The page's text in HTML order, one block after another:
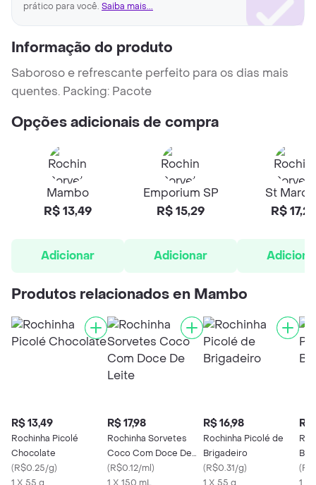
prático para você. Saiba mais...
Informação do produto
Saboroso e refrescante perfeito para os dias mais
quentes. Packing: Pacote
Opções adicionais de compra
Mambo
R$ 13,49
Adicionar
Emporium SP
R$ 15,29
Adicionar
St
R$ 17,24
Produtos relacionados en Mambo
R$ 13,49
Rochinha Picolé
Chocolate
(R$0.25/g)
R$ 17,98
Rochinha Sorvetes
Coco Com Doce De
Leite
(R$0.12/ml)
R$ 16,98
Rochinha Picolé de
Brigadeiro
(R$0.31/g)
R$
(